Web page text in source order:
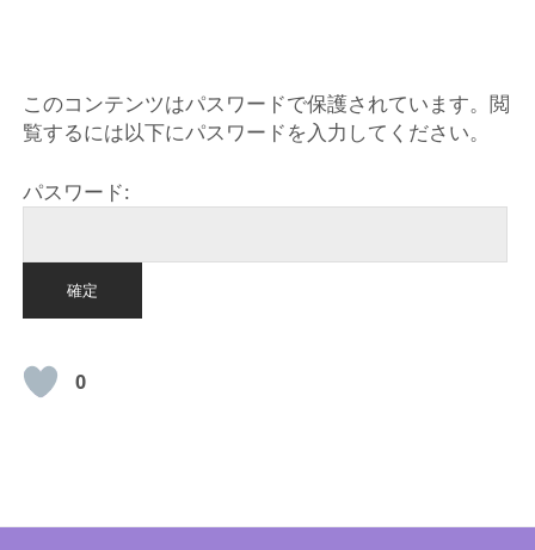
このコンテンツはパスワードで保護されています。閲
覧するには以下にパスワードを入力してください。
パスワード:
0